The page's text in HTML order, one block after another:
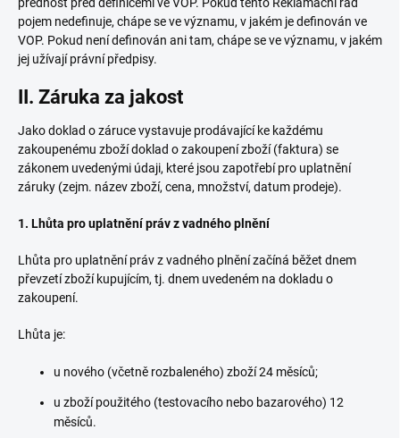
pojem nedefinuje, chápe se ve významu, v jakém je definován ve
VOP. Pokud není definován ani tam, chápe se ve významu, v jakém
jej užívají právní předpisy.
II. Záruka za jakost
Jako doklad o záruce vystavuje prodávající ke každému
zakoupenému zboží doklad o zakoupení zboží (faktura) se
zákonem uvedenými údaji, které jsou zapotřebí pro uplatnění
záruky (zejm. název zboží, cena, množství, datum prodeje).
1. Lhůta pro uplatnění práv z vadného plnění
Lhůta pro uplatnění práv z vadného plnění začíná běžet dnem
převzetí zboží kupujícím, tj. dnem uvedeném na dokladu o
zakoupení.
Lhůta je:
u nového (včetně rozbaleného) zboží 24 měsíců;
u zboží použitého (testovacího nebo bazarového) 12
měsíců.